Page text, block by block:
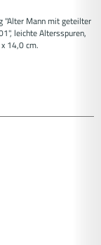
"Alter Mann mit geteilter
leichte Altersspuren,
14,0 cm.